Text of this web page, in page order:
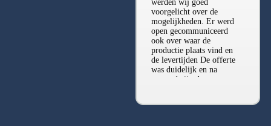
werden wij goed
voorgelicht over de
mogelijkheden. Er werd
open gecommuniceerd
ook over waar de
productie plaats vind en
de levertijden De offerte
was duidelijk en na
accoord zijn de
klein probleempje is